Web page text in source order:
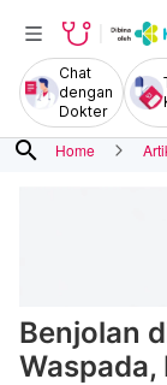
Chat
dengan
Dokter
search Home
Benjolan
Waspada,